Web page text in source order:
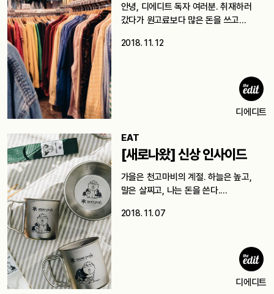
안녕, 디에디트 독자 여러분. 취재하러
갔다가 원고료보다 많은 돈을 쓰고…
2018. 11. 12
디에디트
EAT
[새로나왔] 신상 인사이드
가을은 천고마비의 계절. 하늘은 높고,
말은 살찌고, 나는 돈을 쓴다.…
2018. 11. 07
디에디트